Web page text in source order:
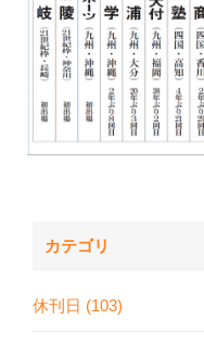
カテゴリ
休刊日 (103)